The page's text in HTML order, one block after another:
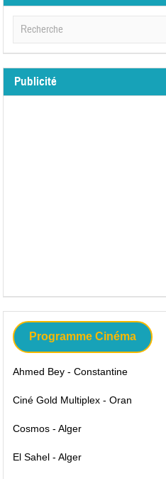
Publicité
Programme Cinéma
Ahmed Bey - Constantine
Ciné Gold Multiplex - Oran
Cosmos - Alger
El Sahel - Alger